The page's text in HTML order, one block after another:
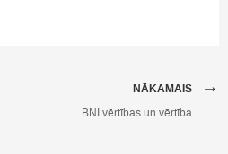
NĀKAMAIS →
BNI vērtības un vērtība